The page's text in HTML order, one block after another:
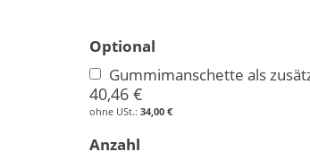
Optional
Gummimanschette als
40,46 €
34,00 €
Anzahl